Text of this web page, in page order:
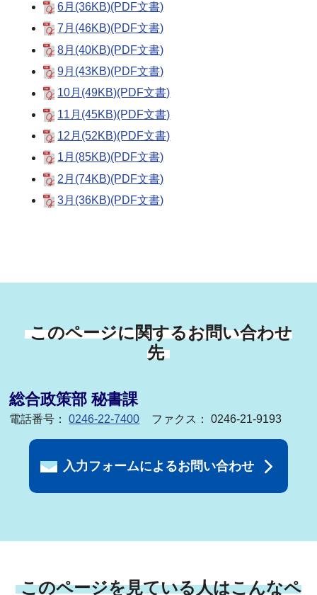
6月(36KB)(PDF文書)
7月(46KB)(PDF文書)
8月(40KB)(PDF文書)
9月(43KB)(PDF文書)
10月(49KB)(PDF文書)
11月(45KB)(PDF文書)
12月(52KB)(PDF文書)
1月(85KB)(PDF文書)
2月(74KB)(PDF文書)
3月(36KB)(PDF文書)
このページに関するお問い合わせ
先
総合政策部 秘書課
電話番号：0246-22-7400 ファクス： 0246-21-9193
入力フォームによるお問い合わせ
このページを見ている人はこんなペ